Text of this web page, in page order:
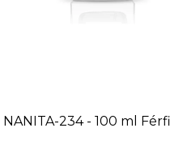
NANITA-234 - 100 ml